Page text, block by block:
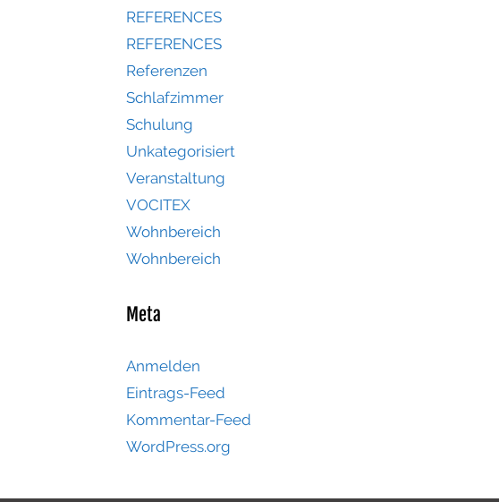
REFERENCES
REFERENCES
Referenzen
Schlafzimmer
Schulung
Unkategorisiert
Veranstaltung
VOCITEX
Wohnbereich
Wohnbereich
Meta
Anmelden
Eintrags-Feed
Kommentar-Feed
WordPress.org